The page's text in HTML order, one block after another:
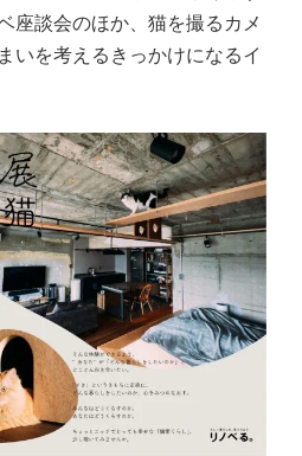
座談会のほか、猫を撮るカメ
いを考えるきっかけになるイ